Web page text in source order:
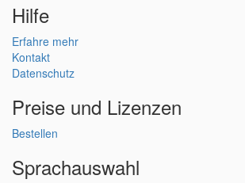
Hilfe
Erfahre mehr
Kontakt
Datenschutz
Preise und Lizenzen
Bestellen
Sprachauswahl